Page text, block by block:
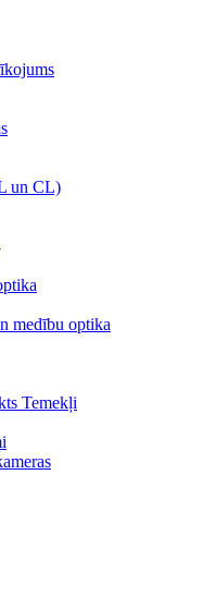
un CL)
medību optika
Temekļi